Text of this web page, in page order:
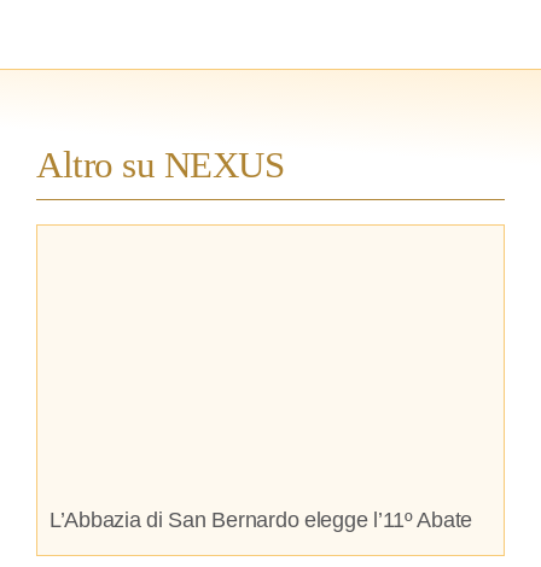
Altro su NEXUS
L’Abbazia di San Bernardo elegge l’11º Abate